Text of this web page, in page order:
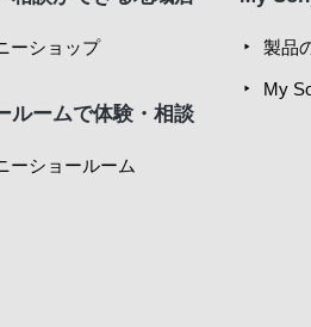
ーショップ
ルームで体験・相談
ーショールーム
製品
My